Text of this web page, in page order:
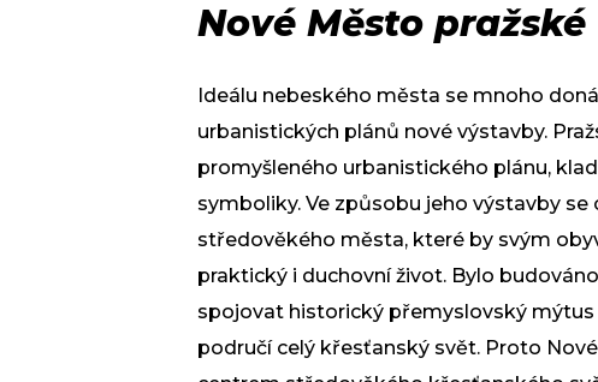
Nové Město pražské
Ideálu nebeského města se mnoho
urbanistických plánů nové výstavby.
promyšleného urbanistického plánu,
symboliky. Ve způsobu jeho výstavby se
středověkého města, které by svým
praktický i duchovní život. Bylo
spojovat historický přemyslovský
područí celý křesťanský svět. Proto